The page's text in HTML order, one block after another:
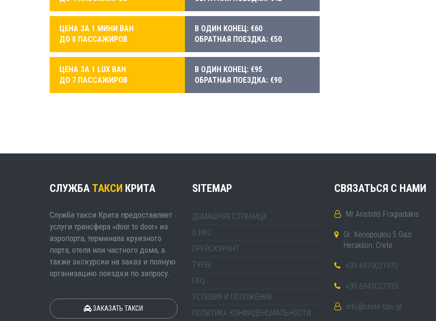
ЦЕНА ЗА 1 МИНИ ВАН
ДО 8 ПАССАЖИРОВ
В ОДИН КОНЕЦ: €60
ОБРАТНАЯ ПОЕЗДКА: €50
ЦЕНА ЗА 1 LUX ВАН
ДО 7 ПАССАЖИРОВ
В ОДИН КОНЕЦ: €95
ОБРАТНАЯ ПОЕЗДКА: €90
СЛУЖБА ТАКСИ КРИТА
Служба такси Крита предоставляет
услуги трансфера «door to door» из
аэропорта, терминала круизного
порта, отеля или частного дома, а
также экскурсии на заказ и полную
организацию поездки по запросу.
ЗАКАЗАТЬ ТАКСИ
SITEMAP
ДОМАШНЯЯ СТРАНИЦА
О НАС
ПРЕЙСКУРАНТ
ТУРЫ
FAQ
УСЛОВИЯ И ПОЛОЖЕНИЯ
ПОЛИТИКА КОНФИДЕНЦИАЛЬНОСТИ
СВЯЗАТЬСЯ С НАМИ
Mr Aristidis Fragiadakis
Gr. Xenopoulou 5 Gazi
Heraklion, Crete
+30 6970021970
+30 6945027933
info@crete-taxi.gr